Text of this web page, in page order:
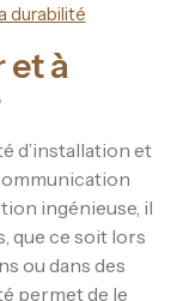
durabilité
et à
d’installation et
ingénieuse, il
que ce soit lors
ou dans des
permet de le